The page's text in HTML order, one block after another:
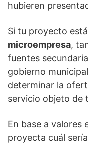
hubieren
Si tu proyecto
microempresa,
fuentes
gobierno
determinar la
servicio objeto de
En base a valores
proyecta cuál